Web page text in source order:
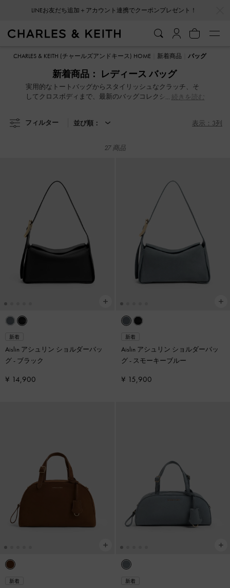
会員登録＋ニュースレター登録で10%OFFクーポンプレゼント！
会員登録＋ニュースレター登録で10%OFFクーポンプレゼント！
CHARLES & KEITH (チャールズアンドキース) HOME 新着商品 バッグ
新着商品： レディース バッグ
実用的なトートバッグからスタイリッシュなクラッチ、そ
してクロスボディまで、最新のバッグコレクションをご覧
続きを読む
フィルター 並び順： 表示：3列
27 商品
新着
Aislin アシュリン ショルダーバッ
グ- ブラック
¥ 14,900
新着
Aislin アシュリン ショルダーバッ
グ- スモーキーブルー
¥ 15,900
新着 新着